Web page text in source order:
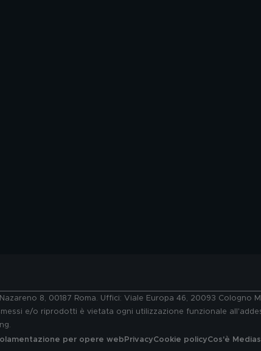
8, 00187 Roma. Uffici: Viale Europa 46, 20093 Cologno
e/o riprodotti è vietata ogni utilizzazione funzionale
per opere web PrivacyCookie policyCos'è